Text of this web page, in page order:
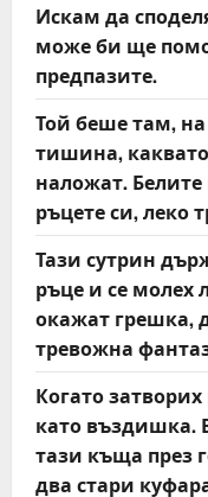
Искам да
може би ще
предпазите.
Той беше там, на
тишина,
наложат.
ръцете си, леко
Тази сутрин
ръце и се молех
окажат грешка,
тревожна
Когато
като въздишка.
тази къща през
два стари